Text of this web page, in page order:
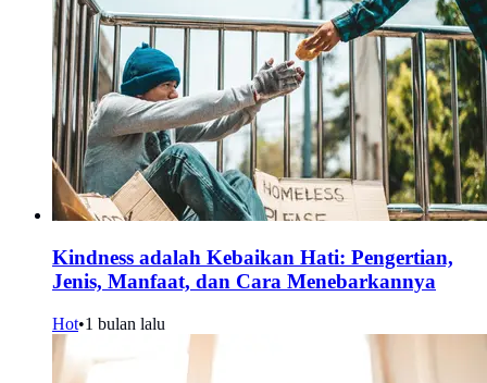
Kindness adalah Kebaikan Hati: Pengertian,
Jenis, Manfaat, dan Cara Menebarkannya
Hot•1 bulan lalu